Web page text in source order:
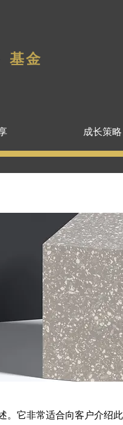
金
成长策略
。它非常适合向客户介绍